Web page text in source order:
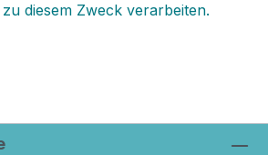
diesem Zweck verarbeiten.